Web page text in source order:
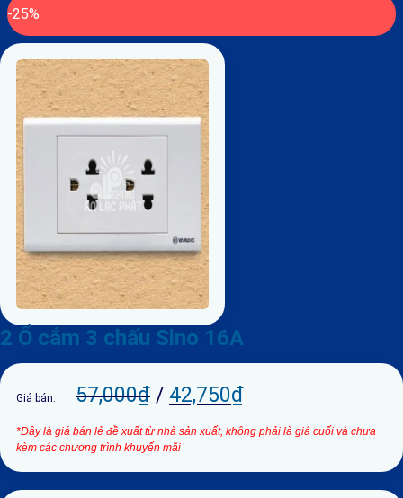
-25%
2 Ổ cắm 3 chấu Sino 16A
Giá bán: 57,000₫ / 42,750₫
*Đây là giá bán lẻ đề xuất từ nhà sản xuất, không phải là giá cuối và chưa
kèm các chương trình khuyến mãi